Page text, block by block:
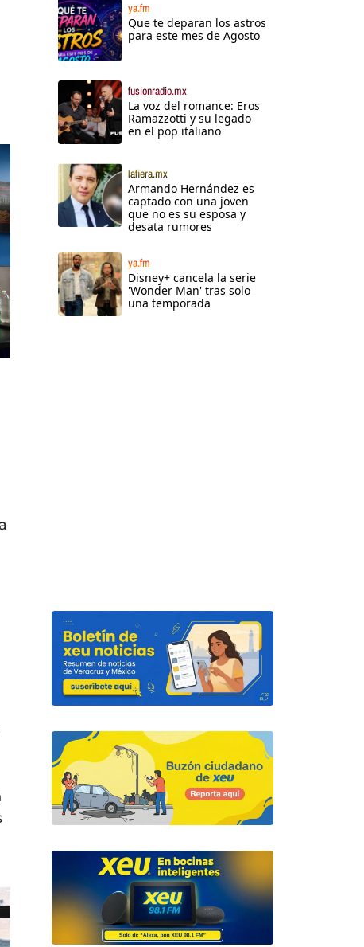
ya.fm
Que te deparan los astros
para este mes de Agosto
fusionradio.mx
La voz del romance: Eros
Ramazzotti y su legado
en el pop italiano
lafiera.mx
Armando Hernández es
captado con una joven
que no es su esposa y
desata rumores
ya.fm
Disney+ cancela la serie
'Wonder Man' tras solo
una temporada